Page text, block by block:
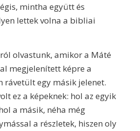
mintha együtt és
lettek volna a bibliai
olvastunk, amikor a Máté
megjelenített képre a
egy másik jelenet.
ez a képeknek: hol az egyik
a másik, néha még
a részletek, hiszen oly